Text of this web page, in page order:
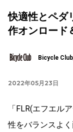
快適性とペ
作オンロード
Bicycle
2022年05月23日
「FLR(エフエル
性をバランスよ